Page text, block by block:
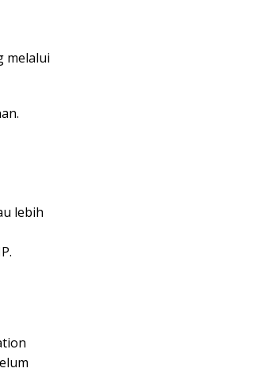
melalui
lebih